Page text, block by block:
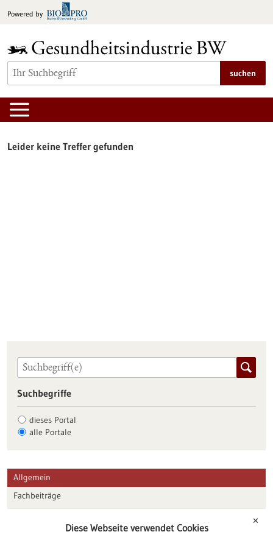
Inhalt
Powered by
suchen
Leider keine Treffer gefunden
Suchbegriffe
dieses Portal
alle Portale
Allgemein
Fachbeiträge
Veranstaltungen
✕
Diese Webseite verwendet Cookies